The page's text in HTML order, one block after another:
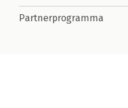
Partnerprogramma